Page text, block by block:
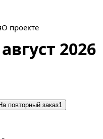
О проекте
2026
повторный заказ1